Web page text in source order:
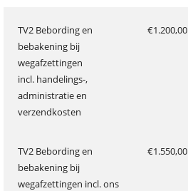
TV2 Bebording en
bebakening bij
wegafzettingen
incl. handelings-,
administratie en
verzendkosten
€1.200,00
TV2 Bebording en
bebakening bij
wegafzettingen incl. ons
€1.550,00